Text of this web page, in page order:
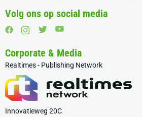
Volg ons op social media
Corporate & Media
Realtimes - Publishing Network
Innovatieweg 20C